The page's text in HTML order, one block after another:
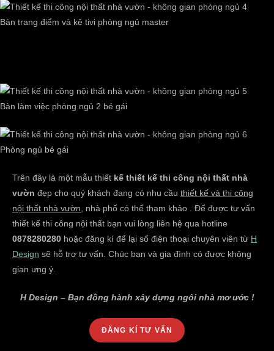
Bàn trang điểm và kệ tivi phòng ngủ master
Bàn làm việc phòng ngủ 2 bé gái
Phòng ngủ bé gái
Trên đây là một mẫu thiết kế thiết kế thi công nội thất nhà
vườn đẹp cho quý khách đang có nhu cầu thiết kế và thi công
nội thất nhà vườn , nhà phố có thể tham khảo . Để được tư vấn
thiết kế thi công nội thất bạn vui lòng liên hệ qua hotline
0878280280 hoặc đăng kí để lại số điện thoại chuyên viên từ H
Design sẽ hỗ trợ tư vấn. Chúc bạn và gia đình có được không
gian ưng ý.
H Design – Bạn đồng hành xây dựng ngôi nhà mơ ước !
ĐĂNG KÍ TƯ VẤN